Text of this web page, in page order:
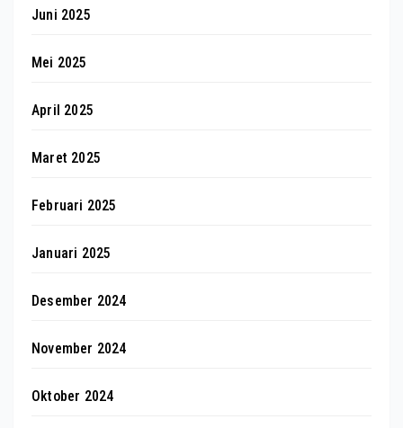
Juni 2025
Mei 2025
April 2025
Maret 2025
Februari 2025
Januari 2025
Desember 2024
November 2024
Oktober 2024